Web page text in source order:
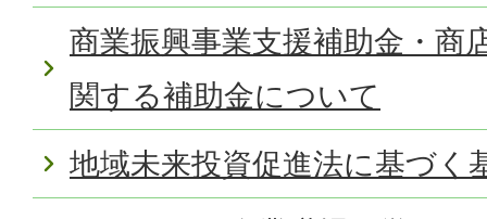
商業振興事業支援補助金・商
関する補助金について
地域未来投資促進法に基づく